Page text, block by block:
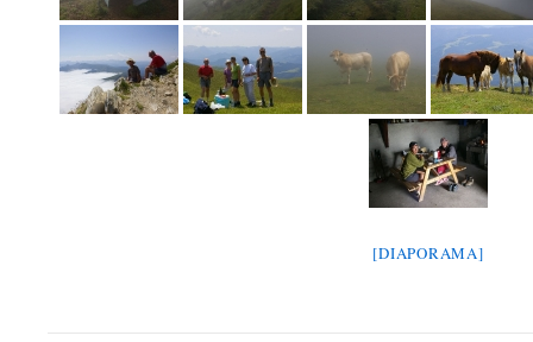
[DIAPORAMA]